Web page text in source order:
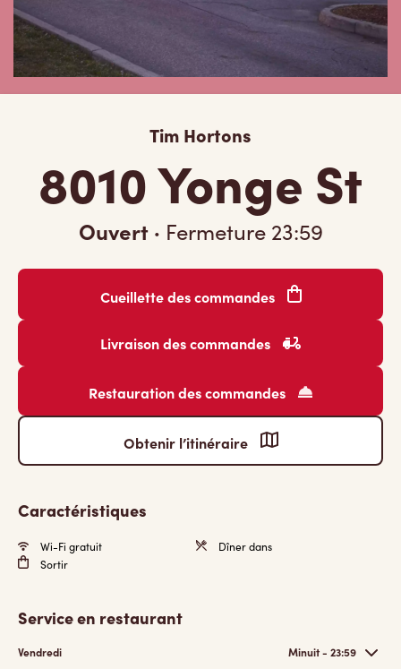
Tim Hortons
8010 Yonge St
Ouvert · Fermeture 23:59
Cueillette des commandes
Livraison des commandes
Restauration des commandes
Obtenir l’itinéraire
Caractéristiques
Wi-Fi gratuit
Dîner dans
Sortir
Service en restaurant
Vendredi Minuit - 23:59